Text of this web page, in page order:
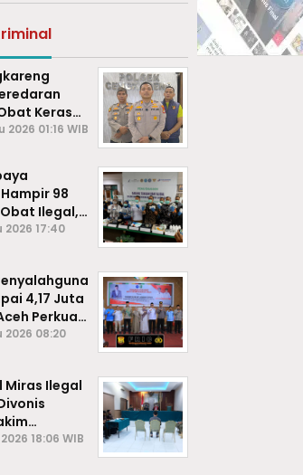
Keras
Pengedar
01:16 WIB
98
Ilegal,
2026 17:40
4,17 Juta
Perkuat
2026 08:20
Miras Ilegal
hingga
18:06 WIB